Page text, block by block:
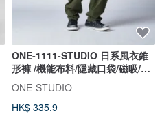
ONE-1111-STUDIO 日系風衣錐
形褲 /機能布料/隱藏口袋/磁吸/軍
綠
ONE-STUDIO
HK$ 335.9